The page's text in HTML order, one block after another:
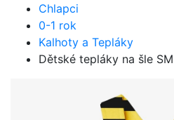
Chlapci
0-1 rok
Kalhoty a Tepláky
Dětské tepláky na šle